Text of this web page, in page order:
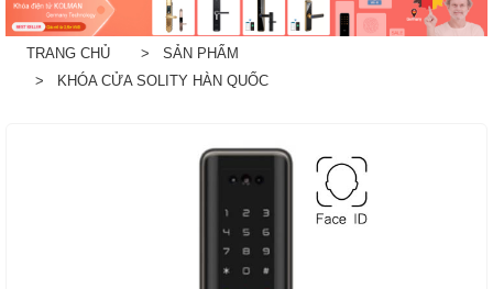
TRANG CHỦ
> SẢN PHẨM
> KHÓA CỬA SOLITY HÀN QUỐC